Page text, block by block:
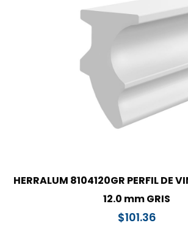
HERRALUM 8104120GR PERFIL DE
12.0 mm GRIS
$101.36